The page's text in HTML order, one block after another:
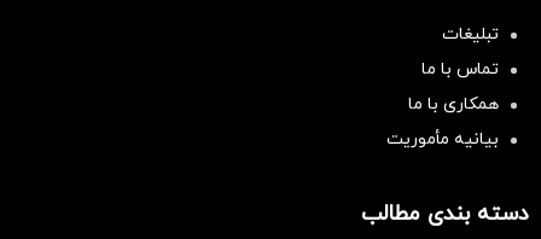
تبلیغات
تماس با ما
همکاری با ما
بیانیه مأموریت
دسته بندی مطالب